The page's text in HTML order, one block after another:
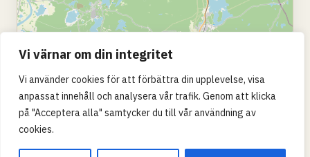
Vi värnar om din integritet
Vi använder cookies för att förbättra din upplevelse, visa
anpassat innehåll och analysera vår trafik. Genom att klicka
på "Acceptera alla" samtycker du till vår användning av
cookies.